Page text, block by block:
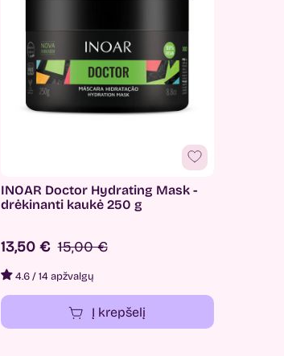
INOAR Doctor Hydrating Mask -
drėkinanti kaukė 250 g
13,50 € 15,00 €
4.6/14 apžvalgų
Į krepšelį